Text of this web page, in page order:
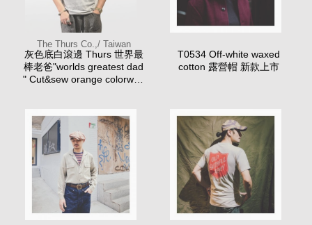
The Thurs Co.,/ Taiwan
灰色底白滾邊 Thurs 世界最
棒老爸"worlds greatest dad
" Cut&sew orange colorway
T0534 Off-white waxed
cotton 露營帽 新款上市